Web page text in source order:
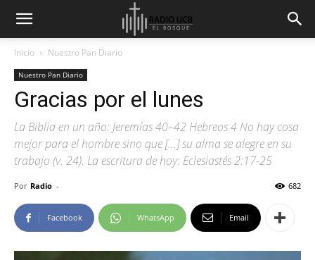
Inicio Nuestro Pan Diario
Nuestro Pan Diario
Gracias por el lunes
La Biblia en un año: Jeremías 40–42 Hebreos 4 No hay cosa
mejor para el hombre sino que […] su alma se alegre en su
trabajo (v. 24). La escritura de hoy: Eclesiastés 2:17-25
Por Radio - 682
Facebook WhatsApp Email